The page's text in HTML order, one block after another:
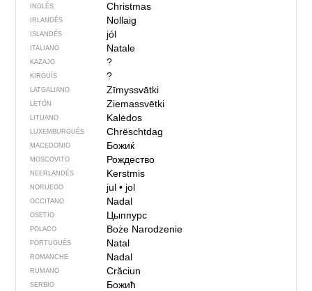
INGLÉS Christmas
IRLANDÉS Nollaig
ISLANDÉS jól
ITALIANO Natale
KAZAJO ?
KIRGUÍS ?
LATGALIANO Zīmyssvātki
LETÓN Ziemassvētki
LITUANO Kalėdos
LUXEMBURGUÉS Chrëschtdag
MACEDONIO Божиќ
MOSCOVITO Рождество
NEERLANDÉS Kerstmis
NORUEGO jul• jol
OCCITANO Nadal
OSETIO Цыппурс
POLACO Boże Narodzenie
PORTUGUÉS Natal
ROMANCHE Nadal
RUMANO Crăciun
SERBIO Божић